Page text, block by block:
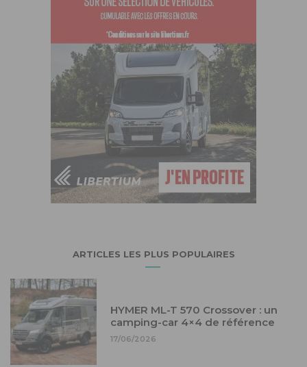
ARTICLES LES PLUS POPULAIRES
HYMER ML-T 570 Crossover : un
camping-car 4×4 de référence
17/06/2026